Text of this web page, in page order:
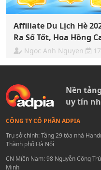
Affiliate Du Lịch Hè
Ra Số Tốt, Hoa Hồng
Ngoc Anh Nguyen
Nền
uy tín
CÔNG TY CỔ PHẦN ADPIA
Trụ sở chính: Tầng 29 tòa nhà
Thành phố Hà Nội
CN Miền Nam: 98 Nguyễn Công
Minh